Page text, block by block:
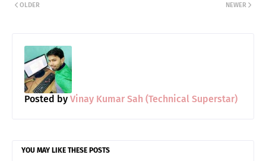
NEWER
OLDER
Posted by Vinay Kumar Sah (Technical Superstar)
YOU MAY LIKE THESE POSTS